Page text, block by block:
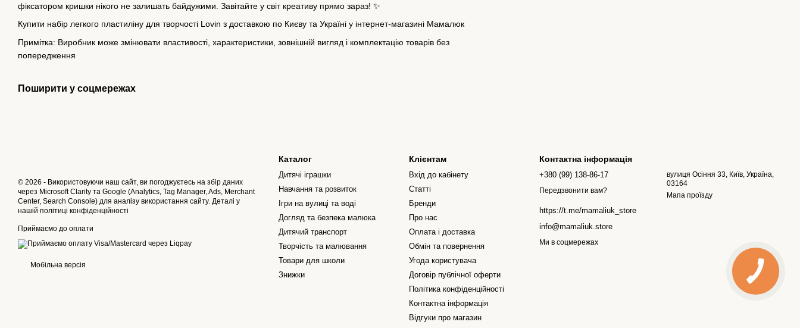
фіксатором кришки нікого не залишать байдужими. Завітайте у світ креативу прямо зараз! ✨
Купити набір легкого пластиліну для творчості Lovin з доставкою по Києву та Україні у інтернет-магазині Мамалюк
Примітка: Виробник може змінювати властивості, характеристики, зовнішній вигляд і комплектацію товарів без
попередження
Поширити у соцмережах
© 2026 - Використовуючи наш сайт, ви погоджуєтесь на збір даних
через Microsoft Clarity та Google (Analytics, Tag Manager, Ads, Merchant
Center, Search Console) для аналізу використання сайту. Деталі у
нашій політиці конфіденційності
Приймаємо до оплати
Мобільна версія
Каталог
Дитячі іграшки
Навчання та розвиток
Ігри на вулиці та воді
Догляд та безпека малюка
Дитячий транспорт
Творчість та малювання
Товари для школи
Знижки
Клієнтам
Вхід до кабінету
Статті
Бренди
Про нас
Оплата і доставка
Обмін та повернення
Угода користувача
Договір публічної оферти
Політика конфіденційності
Контактна інформація
Відгуки про магазин
Контактна інформація
+380 (99) 138-86-17
Передзвонити вам?
https://t.me/mamaliuk_store
info@mamaliuk.store
вулиця Осіння 33, Київ, Україна,
03164
Мапа проїзду
Ми в соцмережах